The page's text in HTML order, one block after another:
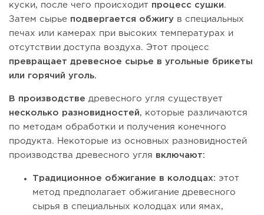
куски, после чего происходит процесс сушки.
Затем сырье подвергается обжигу в специальных
печах или камерах при высоких температурах и
отсутствии доступа воздуха. Этот процесс
превращает древесное сырье в угольные брикеты
или горячий уголь.
В производстве древесного угля существует
несколько разновидностей, которые различаются
по методам обработки и получения конечного
продукта. Некоторые из основных разновидностей
производства древесного угля включают:
Традиционное обжигание в колодцах: этот
метод предполагает обжигание древесного
сырья в специальных колодцах или ямах,